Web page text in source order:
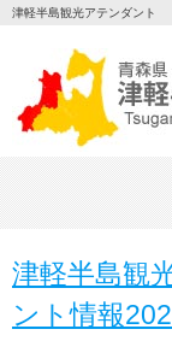
津軽半島観光アテンダント
津軽半島観
ント情報